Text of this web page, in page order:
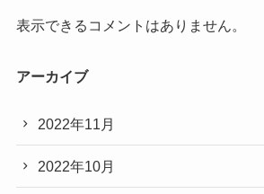
表示できるコメントはありません。
アーカイブ
2022年11月
2022年10月